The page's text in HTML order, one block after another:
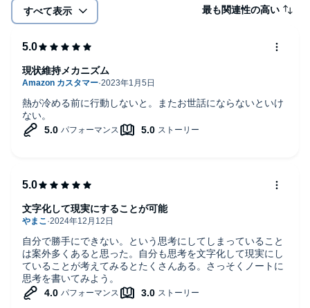
「読む」ことで、自分の人生を変える
「文字化」の習慣をつけられる素晴らしい本です。
まずは一読してみてください。そして、本の中で紹介されている
ワークに
一つずつ取り組んでみてください。自分の中で眠っていた想いや
願い、
自分は、どこに向かって生きていくのか、
自分は何をして生きていきたいのか、
何となく毎日が過ぎている人にとっては、
すべて表示 最も関連性の高い
熱が冷める前に行動しないと。またお世話にならないといけ
ない。
現状維持メカニズム
自分で勝手にできない。という思考にしてしまっていること
は案外多くあると思った。自分も思考を文字化して現実にし
ていることが考えてみるとたくさんある。さっそくノートに
思考を書いてみよう。
文字化して現実にすることが可能